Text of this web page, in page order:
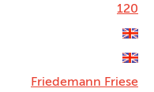
120
Friedemann Friese